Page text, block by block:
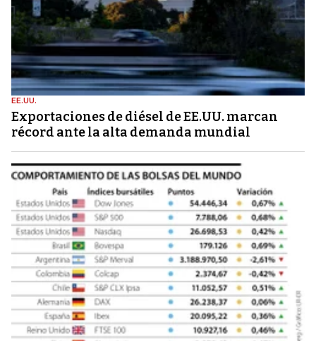
EE.UU.
Exportaciones de diésel de EE.UU. marcan
récord ante la alta demanda mundial